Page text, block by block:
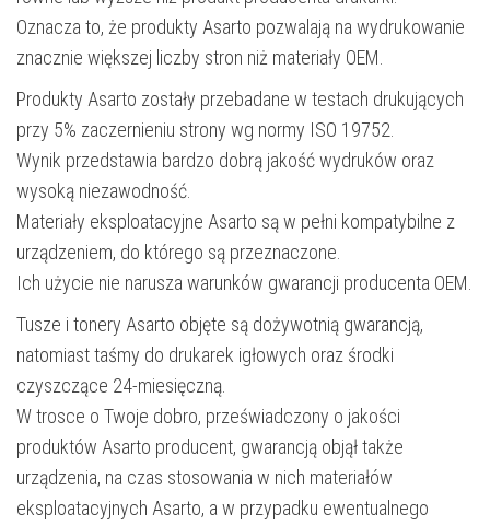
Oznacza to, że produkty Asarto pozwalają na wydrukowanie
znacznie większej liczby stron niż materiały OEM.
Produkty Asarto zostały przebadane w testach drukujących
przy 5% zaczernieniu strony wg normy ISO 19752.
Wynik przedstawia bardzo dobrą jakość wydruków oraz
wysoką niezawodność.
Materiały eksploatacyjne Asarto są w pełni kompatybilne z
urządzeniem, do którego są przeznaczone.
Ich użycie nie narusza warunków gwarancji producenta OEM.
Tusze i tonery Asarto objęte są dożywotnią gwarancją,
natomiast taśmy do drukarek igłowych oraz środki
czyszczące 24-miesięczną.
W trosce o Twoje dobro, przeświadczony o jakości
produktów Asarto producent, gwarancją objął także
urządzenia, na czas stosowania w nich materiałów
eksploatacyjnych Asarto, a w przypadku ewentualnego